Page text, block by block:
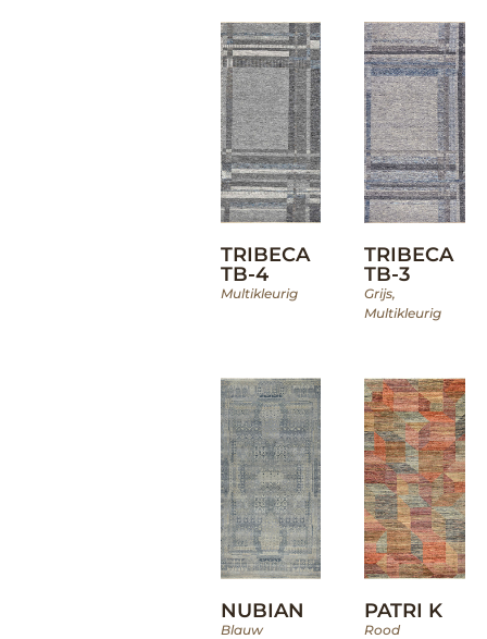
TRIBECA
TB-4
Multikleurig
TRIBECA
TB-3
Grijs,
Multikleurig
NUBIAN
Blauw
PATRI K
Rood